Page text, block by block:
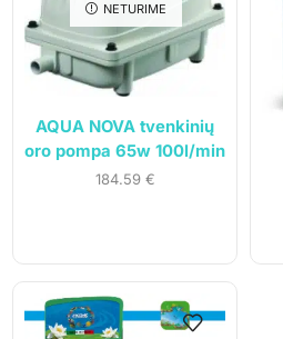
NETURIME
AQUA NOVA tvenkinių
oro pompa 65w 100l/min
184.59 €
Tel.: +370 699 75000
El. paštas:
Informacija
Pirkimo-pardavimo taisyklės
Privatumo politika
Pristatymo sąlygos